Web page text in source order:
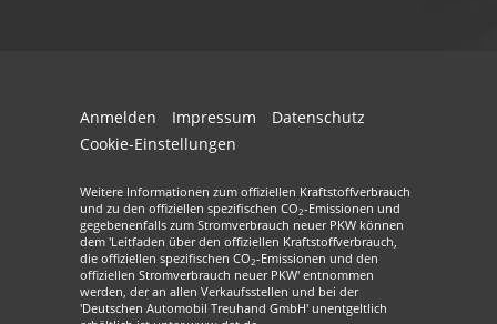
Anmelden Impressum
Datenschutz
Cookie-Einstellungen
Weitere Informationen zum offiziellen Kraftstoffverbrauch
und zu den offiziellen spezifischen CO2-Emissionen und
gegebenenfalls zum Stromverbrauch neuer PKW können
dem 'Leitfaden über den offiziellen Kraftstoffverbrauch,
die offiziellen spezifischen CO2-Emissionen und den
offiziellen Stromverbrauch neuer PKW' entnommen
werden, der an allen Verkaufsstellen und bei der
'Deutschen Automobil Treuhand GmbH' unentgeltlich